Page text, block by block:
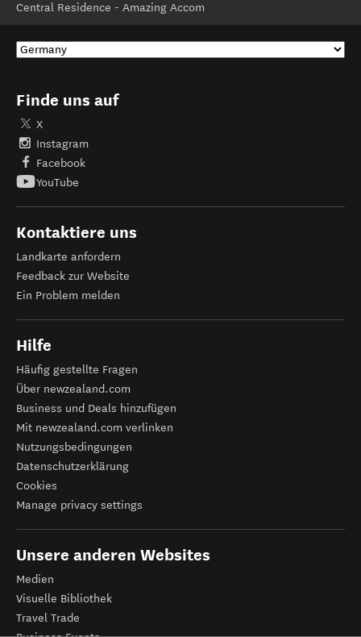
Central Residence - Amazing Accom
Finde uns auf
X
Instagram
Facebook
YouTube
Kontaktiere uns
Landkarte anfordern
Feedback zur Website
Ein Problem melden
Hilfe
Häufig gestellte Fragen
Über newzealand.com
Business und Deals hinzufügen
Mit newzealand.com verlinken
Nutzungsbedingungen
Datenschutzerklärung
Cookies
Manage privacy settings
Unsere anderen Websites
Medien
Visuelle Bibliothek
Travel Trade